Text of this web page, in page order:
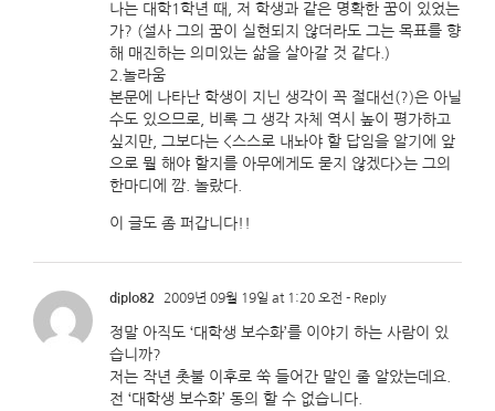
나는 대학1학년 때, 저 학생과 같은 명확한 꿈이 있었는
가? (설사 그의 꿈이 실현되지 않더라도 그는 목표를 향
해 매진하는 의미있는 삶을 살아갈 것 같다.)
2.놀라움
본문에 나타난 학생이 지닌 생각이 꼭 절대선(?)은 아닐
수도 있으므로, 비록 그 생각 자체 역시 높이 평가하고
싶지만, 그보다는 <스스로 내놔야 할 답임을 알기에 앞
으로 뭘 해야 할지를 아무에게도 묻지 않겠다>는 그의
한마디에 깜. 놀랐다.
이 글도 좀 퍼갑니다!!
diplo82 2009년 09월 19일 at 1:20 오전 - Reply
정말 아직도 ‘대학생 보수화’를 이야기 하는 사람이 있
습니까?
저는 작년 촛불 이후로 쑥 들어간 말인 줄 알았는데요.
전 ‘대학생 보수화’ 동의 할 수 없습니다.